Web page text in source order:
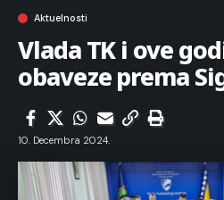
Aktuelnosti
Vlada TK i ove
obaveze prema
10. Decembra 2024.